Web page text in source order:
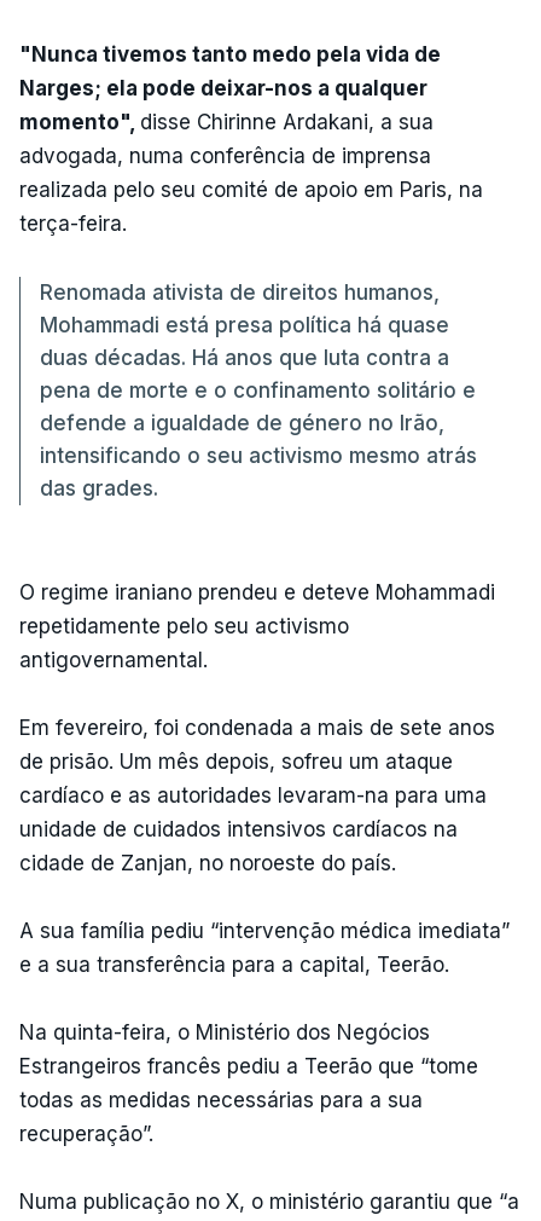
"Nunca tivemos tanto medo pela vida de
Narges; ela pode deixar-nos a qualquer
momento", disse Chirinne Ardakani, a sua
advogada, numa conferência de imprensa
realizada pelo seu comité de apoio em Paris, na
terça-feira.
Renomada ativista de direitos humanos,
Mohammadi está presa política há quase
duas décadas. Há anos que luta contra a
pena de morte e o confinamento solitário e
defende a igualdade de género no Irão,
intensificando o seu activismo mesmo atrás
das grades.
O regime iraniano prendeu e deteve Mohammadi
repetidamente pelo seu activismo
antigovernamental.
Em fevereiro, foi condenada a mais de sete anos
de prisão. Um mês depois, sofreu um ataque
cardíaco e as autoridades levaram-na para uma
unidade de cuidados intensivos cardíacos na
cidade de Zanjan, no noroeste do país.
A sua família pediu “intervenção médica imediata”
e a sua transferência para a capital, Teerão.
Na quinta-feira, o Ministério dos Negócios
Estrangeiros francês pediu a Teerão que “tome
todas as medidas necessárias para a sua
recuperação”.
Numa publicação no X, o ministério garantiu que “a